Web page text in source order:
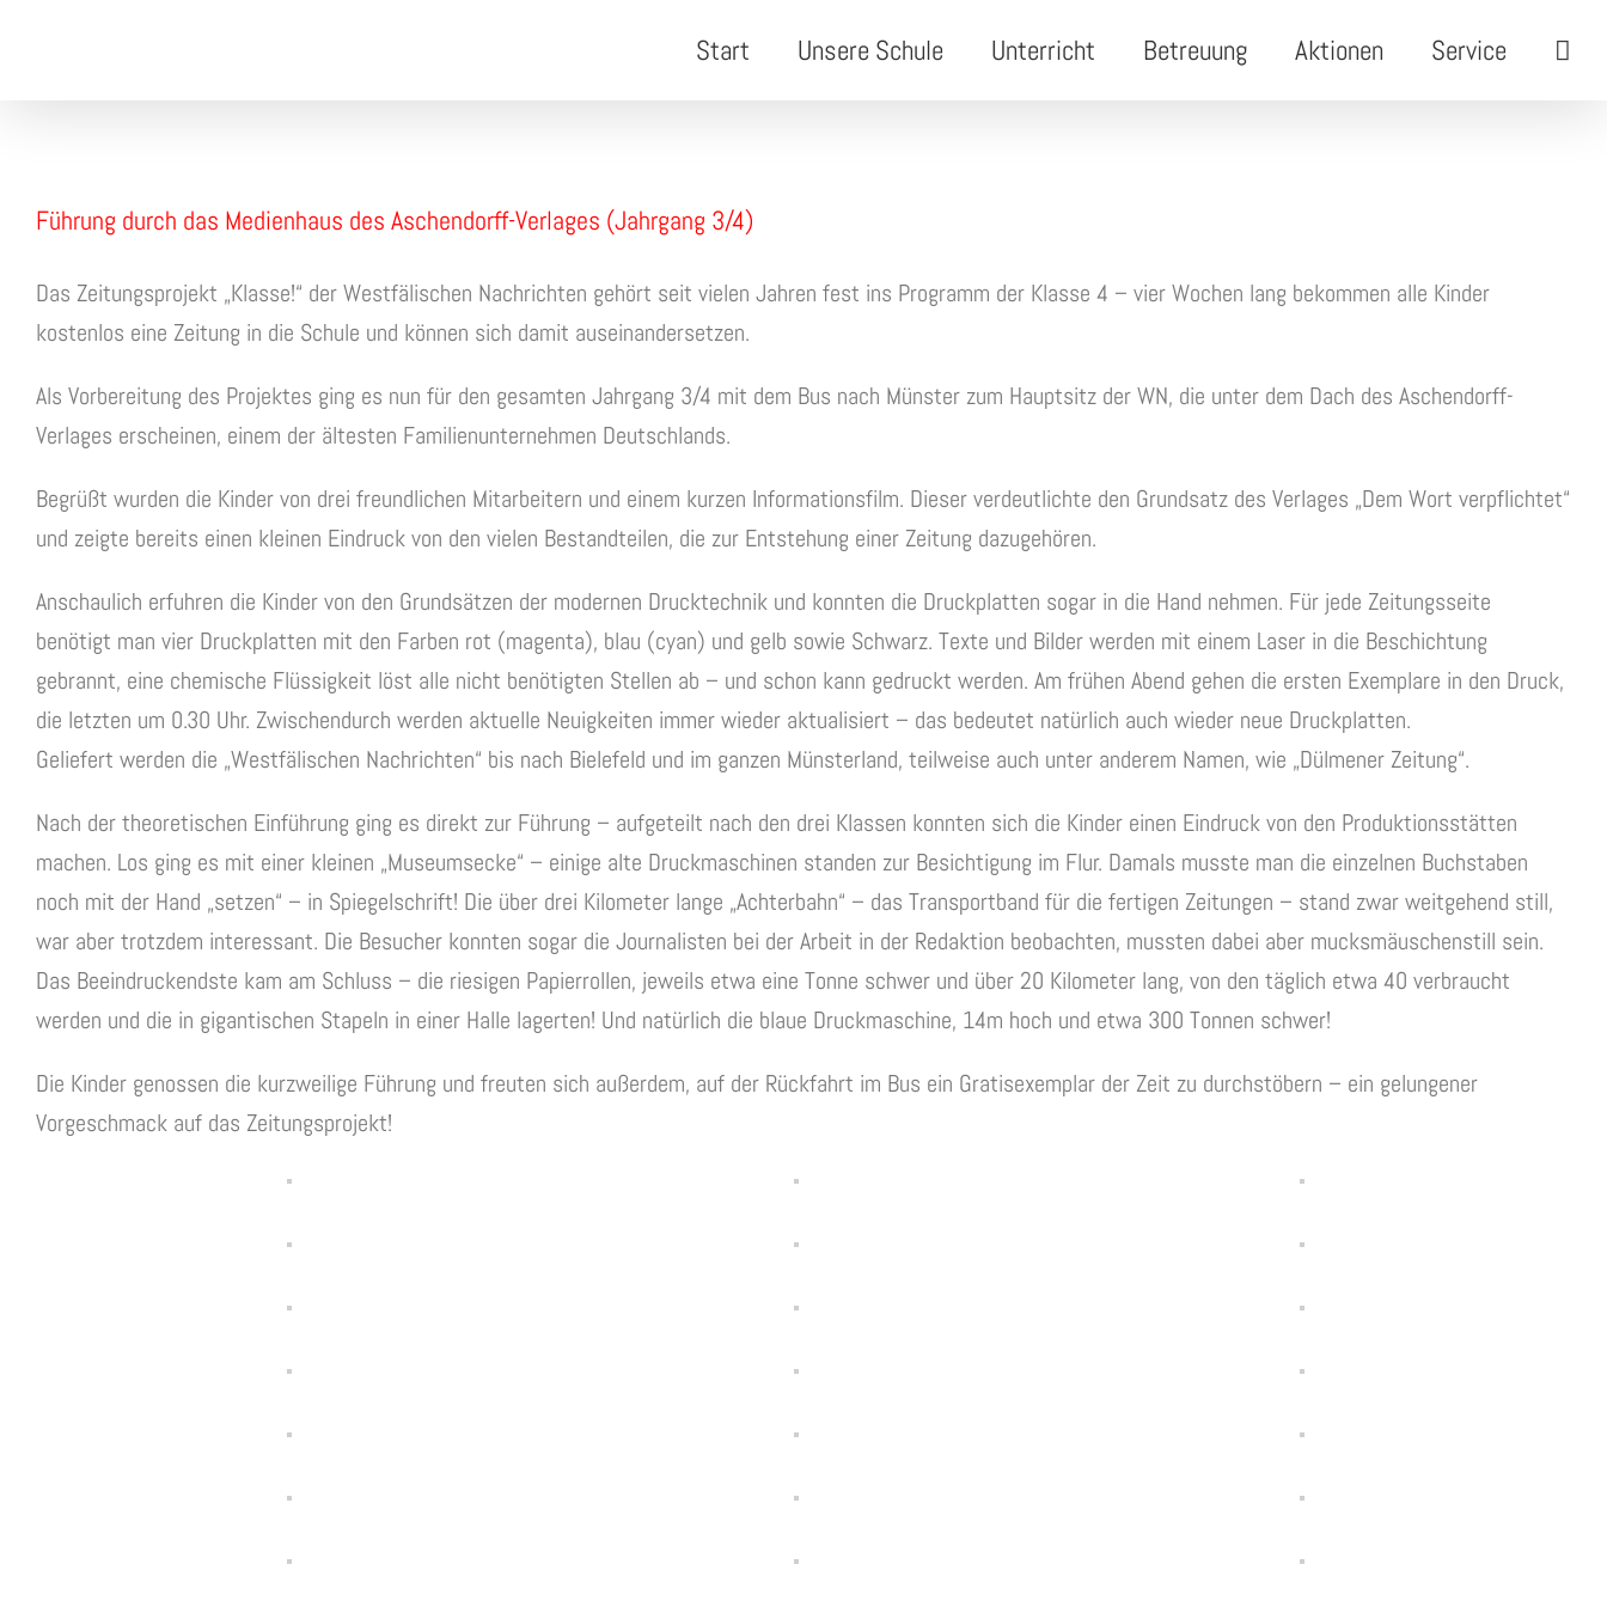
Start Unsere Schule Unterricht Betreuung Aktionen Service
Larger
Führung durch das Medienhaus des Aschendorff-Verlages (Jahrgang 3/4)
Das Zeitungsprojekt „Klasse!“ der Westfälischen Nachrichten gehört seit vielen Jahren fest ins Programm der Klasse 4 – vier Wochen lang bekommen alle Kinder
kostenlos eine Zeitung in die Schule und können sich damit auseinandersetzen.
Als Vorbereitung des Projektes ging es nun für den gesamten Jahrgang 3/4 mit dem Bus nach Münster zum Hauptsitz der WN, die unter dem Dach des Aschendorff-
Verlages erscheinen, einem der ältesten Familienunternehmen Deutschlands.
Begrüßt wurden die Kinder von drei freundlichen Mitarbeitern und einem kurzen Informationsfilm. Dieser verdeutlichte den Grundsatz des Verlages „Dem Wort verpflichtet“
und zeigte bereits einen kleinen Eindruck von den vielen Bestandteilen, die zur Entstehung einer Zeitung dazugehören.
Anschaulich erfuhren die Kinder von den Grundsätzen der modernen Drucktechnik und konnten die Druckplatten sogar in die Hand nehmen. Für jede Zeitungsseite
benötigt man vier Druckplatten mit den Farben rot (magenta), blau (cyan) und gelb sowie Schwarz. Texte und Bilder werden mit einem Laser in die Beschichtung
gebrannt, eine chemische Flüssigkeit löst alle nicht benötigten Stellen ab – und schon kann gedruckt werden. Am frühen Abend gehen die ersten Exemplare in den Druck,
die letzten um 0.30 Uhr. Zwischendurch werden aktuelle Neuigkeiten immer wieder aktualisiert – das bedeutet natürlich auch wieder neue Druckplatten.
Geliefert werden die „Westfälischen Nachrichten“ bis nach Bielefeld und im ganzen Münsterland, teilweise auch unter anderem Namen, wie „Dülmener Zeitung“.
Nach der theoretischen Einführung ging es direkt zur Führung – aufgeteilt nach den drei Klassen konnten sich die Kinder einen Eindruck von den Produktionsstätten
machen. Los ging es mit einer kleinen „Museumsecke“ – einige alte Druckmaschinen standen zur Besichtigung im Flur. Damals musste man die einzelnen Buchstaben
noch mit der Hand „setzen“ – in Spiegelschrift! Die über drei Kilometer lange „Achterbahn“ – das Transportband für die fertigen Zeitungen – stand zwar weitgehend still,
war aber trotzdem interessant. Die Besucher konnten sogar die Journalisten bei der Arbeit in der Redaktion beobachten, mussten dabei aber mucksmäuschenstill sein.
Das Beeindruckendste kam am Schluss – die riesigen Papierrollen, jeweils etwa eine Tonne schwer und über 20 Kilometer lang, von den täglich etwa 40 verbraucht
werden und die in gigantischen Stapeln in einer Halle lagerten! Und natürlich die blaue Druckmaschine, 14m hoch und etwa 300 Tonnen schwer!
Die Kinder genossen die kurzweilige Führung und freuten sich außerdem, auf der Rückfahrt im Bus ein Gratisexemplar der Zeit zu durchstöbern – ein gelungener
Vorgeschmack auf das Zeitungsprojekt!